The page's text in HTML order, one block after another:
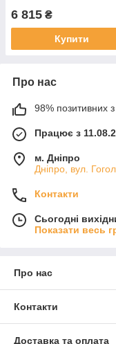
6 815 ₴
Купити
Про нас
98% позитивних з
Працює з
м. Дніпро
Дніпро, вул.
Контакти
Сьогодні
Показати весь
Про нас
Контакти
Доставка та оплата